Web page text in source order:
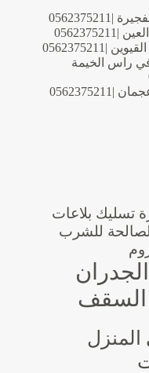
راس الخيمة
تسليك بلاعات
للشرب
السقف